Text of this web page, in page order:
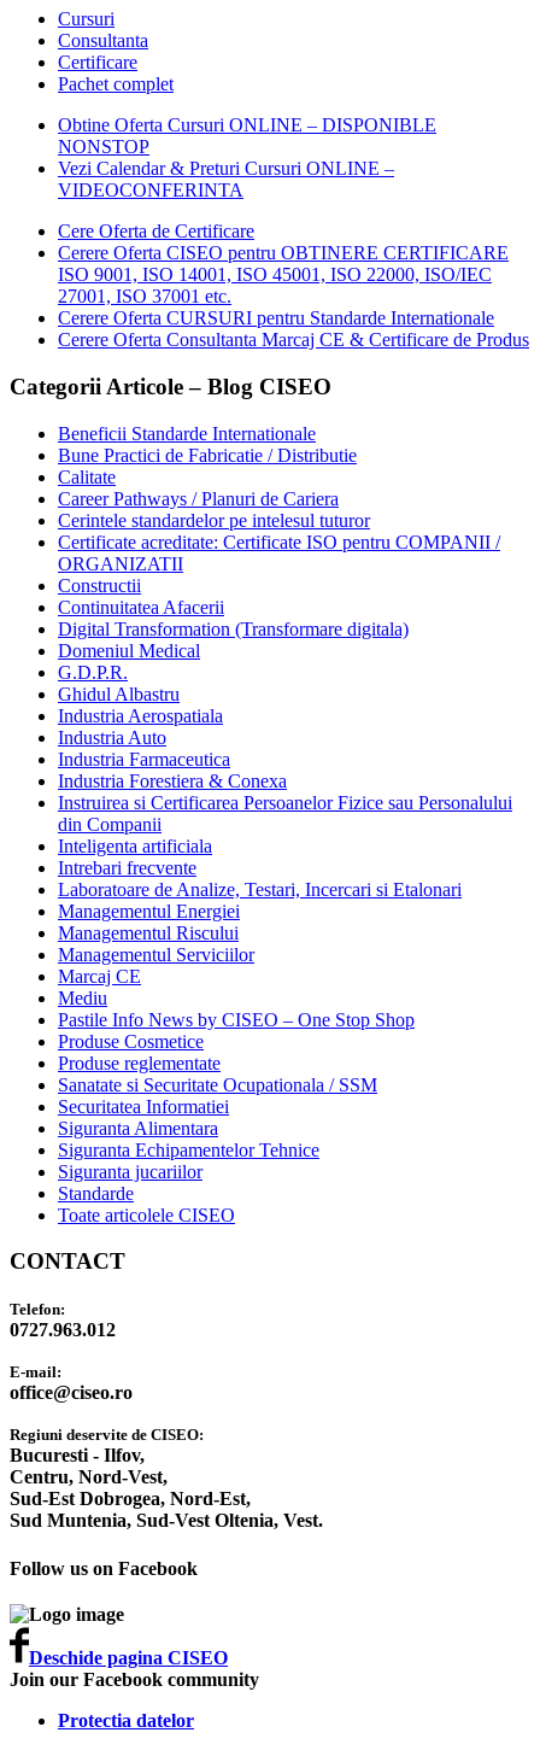
Cursuri
Consultanta
Certificare
Pachet complet
Obtine Oferta Cursuri ONLINE – DISPONIBLE
NONSTOP
Vezi Calendar & Preturi Cursuri ONLINE –
VIDEOCONFERINTA
Cere Oferta de Certificare
Cerere Oferta CISEO pentru OBTINERE CERTIFICARE
ISO 9001, ISO 14001, ISO 45001, ISO 22000, ISO/IEC
27001, ISO 37001 etc.
Cerere Oferta CURSURI pentru Standarde Internationale
Cerere Oferta Consultanta Marcaj CE & Certificare de Produs
Categorii Articole – Blog CISEO
Beneficii Standarde Internationale
Bune Practici de Fabricatie / Distributie
Calitate
Career Pathways / Planuri de Cariera
Cerintele standardelor pe intelesul tuturor
Certificate acreditate: Certificate ISO pentru COMPANII /
ORGANIZATII
Constructii
Continuitatea Afacerii
Digital Transformation (Transformare digitala)
Domeniul Medical
G.D.P.R.
Ghidul Albastru
Industria Aerospatiala
Industria Auto
Industria Farmaceutica
Industria Forestiera & Conexa
Instruirea si Certificarea Persoanelor Fizice sau Personalului
din Companii
Inteligenta artificiala
Intrebari frecvente
Laboratoare de Analize, Testari, Incercari si Etalonari
Managementul Energiei
Managementul Riscului
Managementul Serviciilor
Marcaj CE
Mediu
Pastile Info News by CISEO – One Stop Shop
Produse Cosmetice
Produse reglementate
Sanatate si Securitate Ocupationala / SSM
Securitatea Informatiei
Siguranta Alimentara
Siguranta Echipamentelor Tehnice
Siguranta jucariilor
Standarde
Toate articolele CISEO
CONTACT
Telefon:
0727.963.012
E-mail:
office@ciseo.ro
Regiuni deservite de CISEO:
Bucuresti - Ilfov,
Centru, Nord-Vest,
Sud-Est Dobrogea, Nord-Est,
Sud Muntenia, Sud-Vest Oltenia, Vest.
Follow us on Facebook
Deschide pagina CISEO
Join our Facebook community
Protectia datelor